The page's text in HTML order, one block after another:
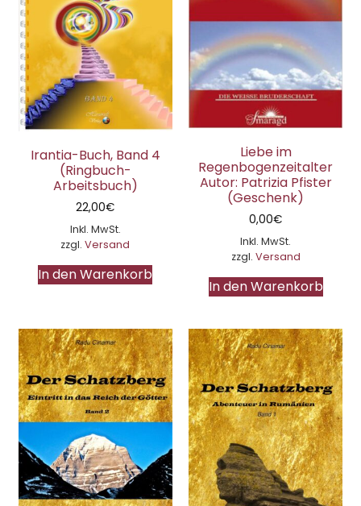
Irantia-Buch, Band 4
(Ringbuch-
Arbeitsbuch)
22,00€
Inkl. MwSt.
zzgl.Versand
In den Warenkorb
Liebe im
Regenbogenzeitalter
Autor: Patrizia Pfister
(Geschenk)
0,00€
Inkl. MwSt.
zzgl. Versand
In den Warenkorb